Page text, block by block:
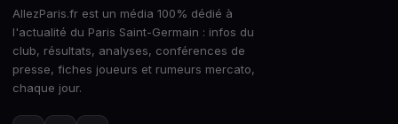
AllezParis.fr est un média 100% dédié à
l'actualité du Paris Saint-Germain : infos du
club, résultats, analyses, conférences de
presse, fiches joueurs et rumeurs mercato,
chaque jour.